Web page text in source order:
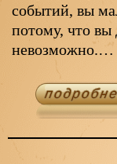
событий, вы
потому, что вы
невозможно.…